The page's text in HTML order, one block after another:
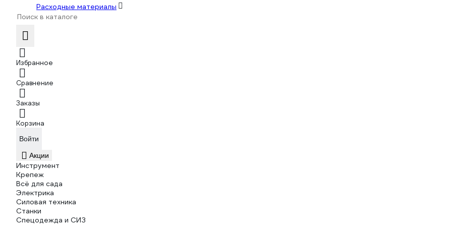
Расходные материалы
Избранное
Сравнение
Заказы
Корзина
Войти
Акции
Инструмент
Крепеж
Всё для сада
Электрика
Силовая техника
Станки
Спецодежда и СИЗ